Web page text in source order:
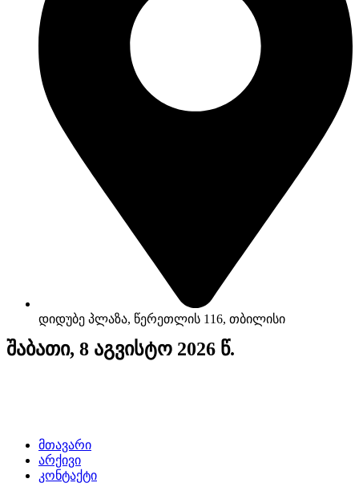
დიდუბე პლაზა, წერეთლის 116, თბილისი
შაბათი, 8 აგვისტო 2026 წ.
მთავარი
არქივი
კონტაქტი